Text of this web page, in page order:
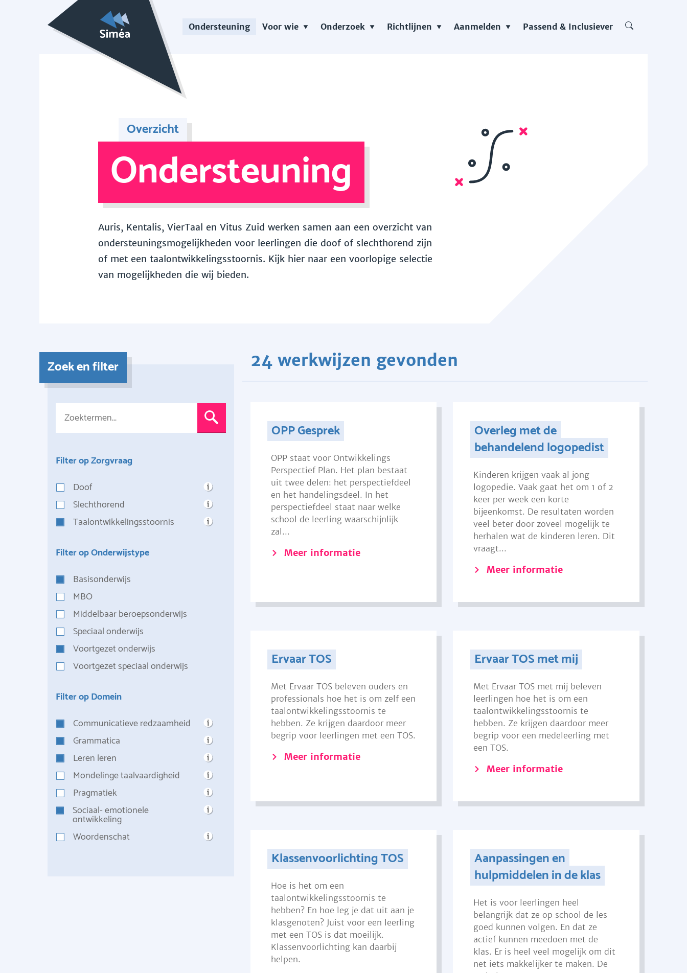
Ondersteuning Voor wie Onderzoek Richtlijnen Aanmelden Passend & Inclusiever
Overzicht
Ondersteuning
Auris, Kentalis, VierTaal en Vitus Zuid werken samen aan een overzicht van
ondersteuningsmogelijkheden voor leerlingen die doof of slechthorend zijn
of met een taalontwikkelingsstoornis. Kijk hier naar een voorlopige selectie
van mogelijkheden die wij bieden.
Zoek en filter
Filter op Zorgvraag
Doof
Slechthorend
Taalontwikkelingsstoornis
Filter op Onderwijstype
Basisonderwijs
MBO
Middelbaar beroepsonderwijs
Speciaal onderwijs
Voortgezet onderwijs
Voortgezet speciaal onderwijs
Filter op Domein
Communicatieve redzaamheid
Grammatica
Leren leren
Mondelinge taalvaardigheid
Pragmatiek
Sociaal- emotionele
ontwikkeling
Woordenschat
24 werkwijzen gevonden
OPP Gesprek
OPP staat voor Ontwikkelings
Perspectief Plan. Het plan bestaat
uit twee delen: het perspectiefdeel
en het handelingsdeel. In het
perspectiefdeel staat naar welke
school de leerling waarschijnlijk
zal...
Meer informatie
Overleg met de
behandelend logopedist
Kinderen krijgen vaak al jong
logopedie. Vaak gaat het om 1 of 2
keer per week een korte
bijeenkomst. De resultaten worden
veel beter door zoveel mogelijk te
herhalen wat de kinderen leren. Dit
vraagt...
Meer informatie
Ervaar TOS
Met Ervaar TOS beleven ouders en
professionals hoe het is om zelf een
taalontwikkelingsstoornis te
hebben. Ze krijgen daardoor meer
begrip voor leerlingen met een TOS.
Meer informatie
Ervaar TOS met mij
Met Ervaar TOS met mij beleven
leerlingen hoe het is om een
taalontwikkelingsstoornis te
hebben. Ze krijgen daardoor meer
begrip voor een medeleerling met
een TOS.
Meer informatie
Klassenvoorlichting TOS
Hoe is het om een
taalontwikkelingsstoornis te
hebben? En hoe leg je dat uit aan je
klasgenoten? Juist voor een leerling
met een TOS is dat moeilijk.
Klassenvoorlichting kan daarbij
helpen.
Aanpassingen en
hulpmiddelen in de klas
Het is voor leerlingen heel
belangrijk dat ze op school de les
goed kunnen volgen. En dat ze
actief kunnen meedoen met de
klas. Er is heel veel mogelijk om dit
net iets makkelijker te maken. De